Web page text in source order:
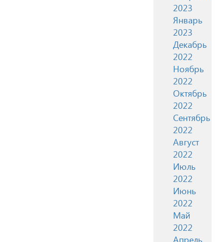
2023
Январь
2023
Декабрь
2022
Ноябрь
2022
Октябрь
2022
Сентябрь
2022
Август
2022
Июль
2022
Июнь
2022
Май
2022
Апрель